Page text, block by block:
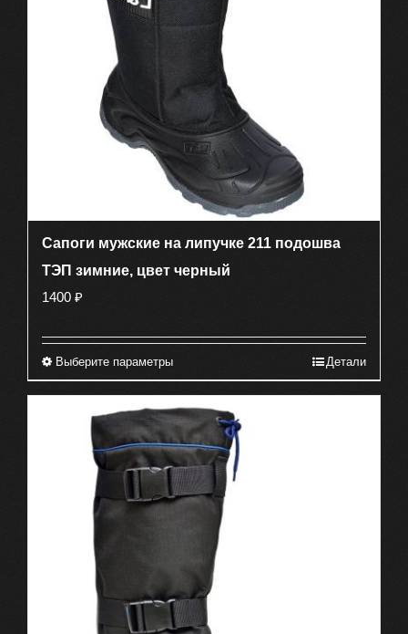
выбрать
странице
товара.
Сапоги мужские на липучке 211 подошва
ТЭП зимние, цвет черный
1400 ₽
Выберите параметрыЭтот
имеет
несколько
вариаций.
Опции
выбрать
странице
товара.
Детали